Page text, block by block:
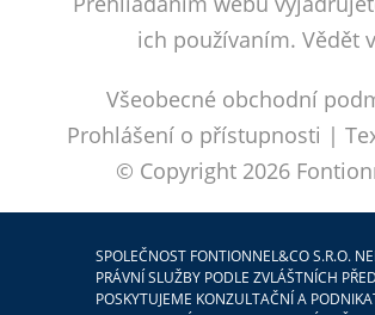
ich používaním. Vědět
Všeobecné obchodní
Prohlášení o přístupnosti |
© Copyright 2026
SPOLEČNOST FONTIONNEL&CO S.R.O.
PRÁVNÍ SLUŽBY PODLE ZVLÁŠTNÍCH
POSKYTUJEME KONZULTAČNÍ A